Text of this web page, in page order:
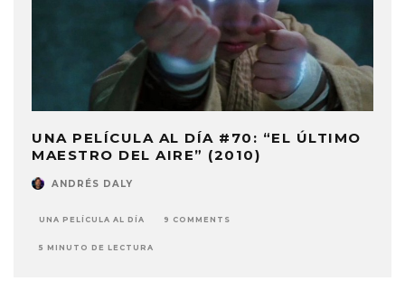
UNA PELÍCULA AL DÍA #70: “EL ÚLTIMO
MAESTRO DEL AIRE” (2010)
ANDRÉS DALY
UNA PELÍCULA AL DÍA 9 COMMENTS
5 MINUTO DE LECTURA